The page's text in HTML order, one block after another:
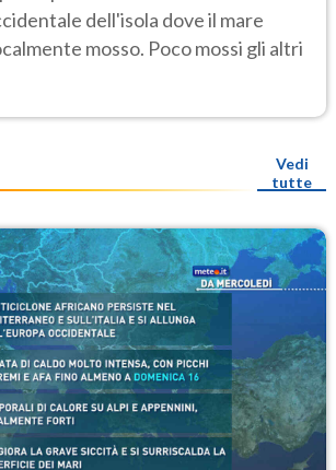
dell'isola dove il mare
mosso. Poco mossi gli altri
Vedi
tutte